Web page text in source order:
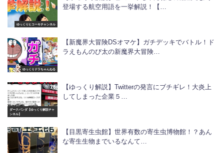
ゆっくりヒコーキチャンネル
登場する航空用語を一挙解説！【…
ゆっくりドラちゃんねる
【新魔界大冒険DSオマケ】ガチデッキでバトル！ド
ラえもんのび太の新魔界大冒険…
ダークパンダ【ゆっくり解説チャ
ンネル】
【ゆっくり解説】Twitterの発言にブチギレ！大炎上
してしまった企業５…
【目黒寄生虫館】世界有数の寄生虫博物館！？あん
な寄生生物までいるなんて…